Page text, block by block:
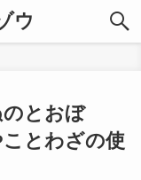
ウ
のとおぼ
とわざの使